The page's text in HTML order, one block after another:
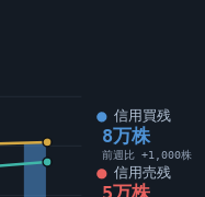
信用買残
8万株
前週比 +1,000株
信用売残
5万株